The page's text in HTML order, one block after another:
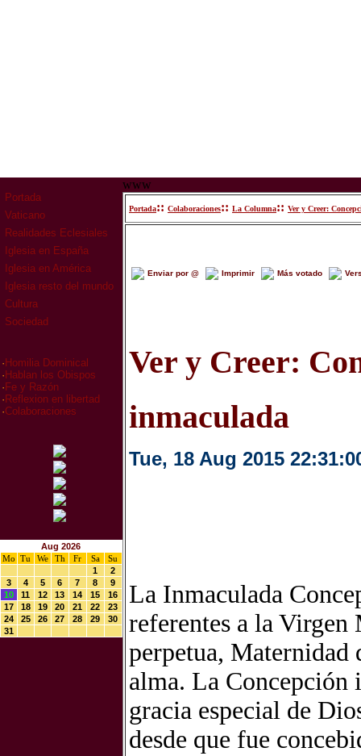
Portada
Vaticano
Realidades Eclesiales
Iglesia en España
Iglesia en América
Iglesia resto del mundo
Cultura
Sociedad
· Homilia Dominical
· Hablan los Obispos
· Fe y Razón
· Reflexion en libertad
·Colaboraciones
Aug 2026
Mo
Tu We Th Fr Sa
Su
1
2
3
4 5 6 7 8
9
10
11 12 13 14 15
16
17
18 19 20 21 22
23
24
25 26 27 28 29
30
31
www
Portada:: Colaboraciones:: La Columna:: Ver y Creer:
Enviar por @ Imprimir Más votado
Ver y Creer:
inmaculada
Tue, 18 Aug 2015
La Inmaculada
referentes a la
perpetua,
alma. La Concepción
gracia especial de
desde que fue